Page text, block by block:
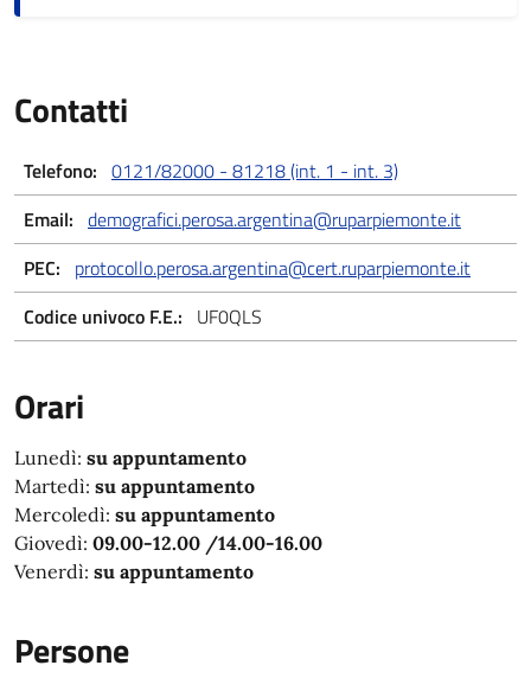
Contatti
Telefono: 0121/82000 - 81218 (int. 1 - int. 3)
Email: demografici.perosa.argentina@ruparpiemonte.it
PEC: protocollo.perosa.argentina@cert.ruparpiemonte.it
Codice univoco F.E.: UF0QLS
Orari
Lunedì: su appuntamento
Martedì: su appuntamento
Mercoledì: su appuntamento
Giovedì: 09.00-12.00 /14.00-16.00
Venerdì: su appuntamento
Persone